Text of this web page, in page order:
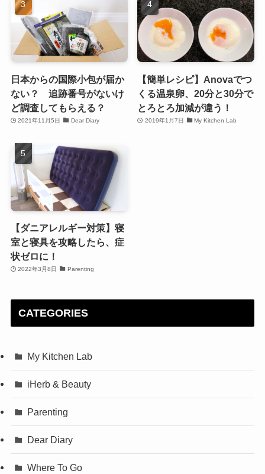
日本からの国際小包が届か
ない？ 追跡番号がないけ
ど調査してもらえる？
2021年11月5日 Dear Diary
【簡単レシピ】Anovaでつ
くる温泉卵、20分と30分で
とろとろ加減が違う！
2019年1月7日 My Kitchen Lab
【ダニアレルギー対策】寝
室と寝具を攻略したら、症
状ゼロに！
2022年3月8日 Parenting
CATEGORIES
My Kitchen Lab
iHerb & Beauty
Parenting
Dear Diary
Where To Go